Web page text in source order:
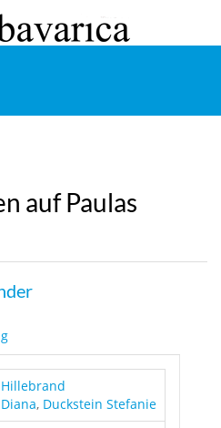
auf Paulas
Hillebrand
Diana, Duckstein Stefanie